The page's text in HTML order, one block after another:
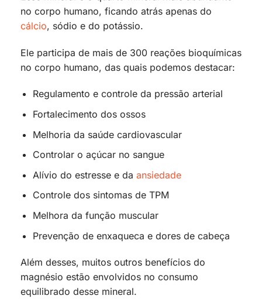
no corpo humano, ficando atrás apenas do
cálcio, sódio e do potássio.
Ele participa de mais de 300 reações bioquímicas
no corpo humano, das quais podemos destacar:
Regulamento e controle da pressão arterial
Fortalecimento dos ossos
Melhoria da saúde cardiovascular
Controlar o açúcar no sangue
Alívio do estresse e da ansiedade
Controle dos sintomas de TPM
Melhora da função muscular
Prevenção de enxaqueca e dores de cabeça
Além desses, muitos outros benefícios do
magnésio estão envolvidos no consumo
equilibrado desse mineral.